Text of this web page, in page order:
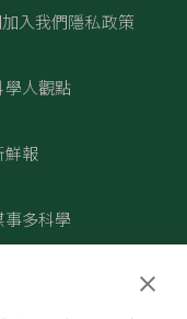
加入我們隱私政策
學人觀點
鮮報
事多科學